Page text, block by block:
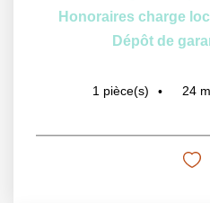
Honoraires charge
Dépôt de
1 pièce(s) 24